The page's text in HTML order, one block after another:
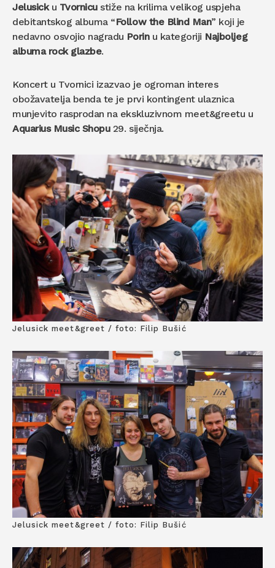
Jelusicku Tvornicustiže na krilima velikog uspjeha
debitantskog albuma “Follow the Blind Man” koji je
nedavno osvojio nagradu Porinu kategoriji Najboljeg
albuma rock glazbe.
Koncert u Tvornici izazvao je ogroman interes
obožavatelja benda te je prvi kontingent ulaznica
munjevito rasprodan na ekskluzivnom meet&greetu u
Aquarius Music Shopu29. siječnja.
Jelusick meet&greet / foto: Filip Bušić
Jelusick meet&greet / foto: Filip Bušić